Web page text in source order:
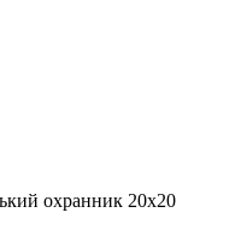
охранник 20х20